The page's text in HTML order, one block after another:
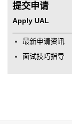
提交申请
Apply UAL
最新申请资讯
面试技巧指导